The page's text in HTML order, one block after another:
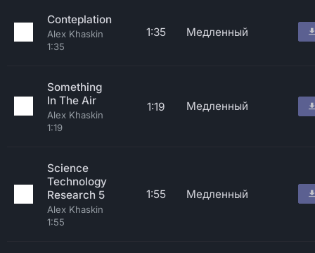
Conteplation
Alex Khaskin
1:35
1:35 Медленный
Something
In The Air
Alex Khaskin
1:19
1:19 Медленный
Science
Technology
Research 5
Alex Khaskin
1:55
1:55 Медленный